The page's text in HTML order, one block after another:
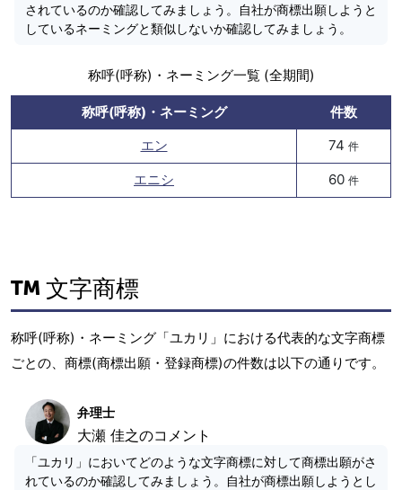
されているのか確認してみましょう。自社が商標出願しようと
しているネーミングと類似しないか確認してみましょう。
称呼(呼称)・ネーミング一覧 (全期間)
称呼(呼称)・ネーミング
件数
エン
74 件
エニシ 60 件
文字商標
称呼(呼称)・ネーミング「ユカリ」における代表的な文字商標
ごとの、商標(商標出願・登録商標)の件数は以下の通りです。
弁理士
大瀬 佳之のコメント
「ユカリ」においてどのような文字商標に対して商標出願がさ
れているのか確認してみましょう。自社が商標出願しようとし